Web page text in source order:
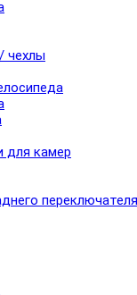
чехлы
для камер
переключателя